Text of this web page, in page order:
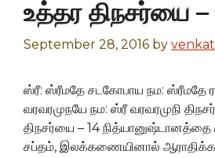
உத்தர​ திநசர்யை –
September 28, 2016 by
ஸ்ரீ: ஸ்ரீமதே சடகோபாய நம: ஸ்ரீமதே
வரவரமுநயே நம: ஸ்ரீ வரவரமுநி
திநசர்யை – 14 நித்யானுஷ்டானத்தை
சப்தம், இலக்கணையினால்